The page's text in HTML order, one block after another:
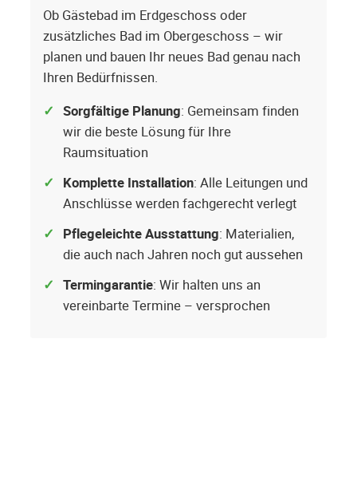
Ob Gästebad im Erdgeschoss oder
zusätzliches Bad im Obergeschoss – wir
planen und bauen Ihr neues Bad genau nach
Ihren Bedürfnissen.
Sorgfältige Planung: Gemeinsam finden
wir die beste Lösung für Ihre
Raumsituation
Komplette Installation: Alle Leitungen und
Anschlüsse werden fachgerecht verlegt
Pflegeleichte Ausstattung: Materialien,
die auch nach Jahren noch gut aussehen
Termingarantie: Wir halten uns an
vereinbarte Termine – versprochen